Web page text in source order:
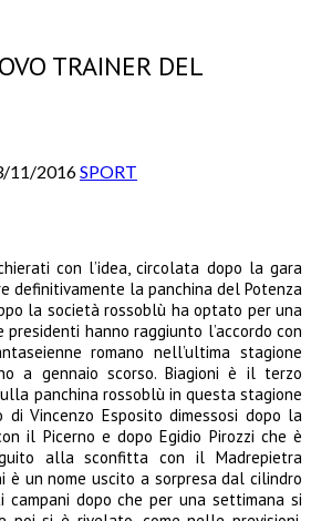
TRAINER DEL
11/2016SPORT
con l’idea, circolata dopo la gara
definitivamente la panchina del Potenza
la società rossoblù ha optato per una
hanno raggiunto l’accordo con
romano nell’ultima stagione
a gennaio scorso. Biagioni è il terzo
panchina rossoblù in questa stagione
Vincenzo Esposito dimessosi dopo la
il Picerno e dopo Egidio Pirozzi che è
alla sconfitta con il Madrepietra
è un nome uscito a sorpresa dal cilindro
campani dopo che per una settimana si